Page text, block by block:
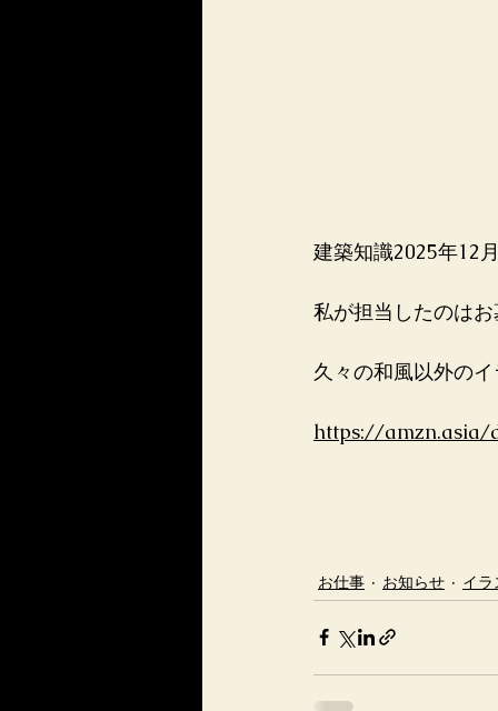
建築知識2025年12
私が担当したのは
久々の和風以外の
https://amzn.asia/
お仕事 お知らせ イラ